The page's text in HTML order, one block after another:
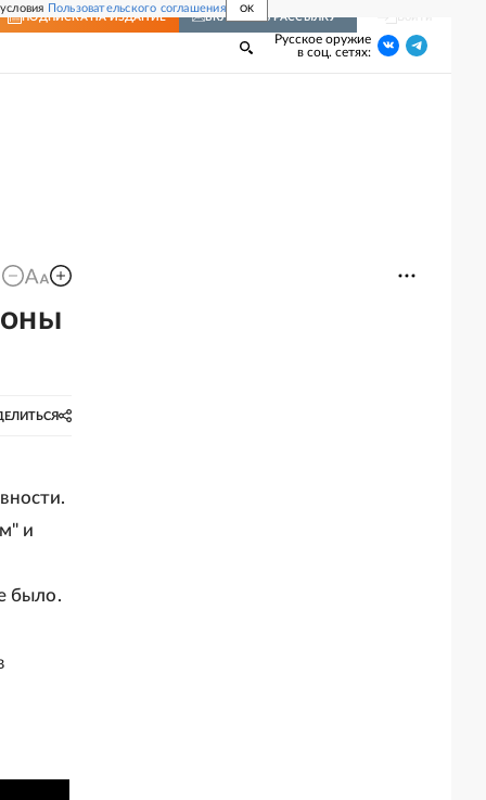
Пользовательского соглашения OK
ПОДПИСКА НА ИЗДАНИЕ ВКЛЮЧИТЬ РАССЫЛКУ
Русское оружие
в соц. сетях:
и
было.